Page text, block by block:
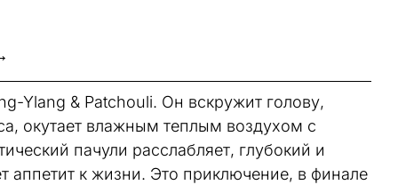
Ylang & Patchouli. Он вскружит голову,
окутает влажным теплым воздухом с
пачули расслабляет, глубокий и
аппетит к жизни. Это приключение, в финале